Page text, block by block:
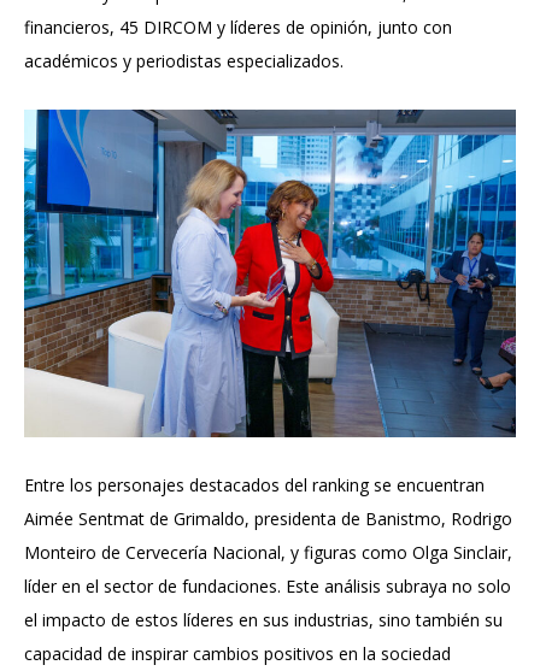
financieros, 45 DIRCOM y líderes de opinión, junto con
académicos y periodistas especializados.
Entre los personajes destacados del ranking se encuentran
Aimée Sentmat de Grimaldo, presidenta de Banistmo, Rodrigo
Monteiro de Cervecería Nacional, y figuras como Olga Sinclair,
líder en el sector de fundaciones. Este análisis subraya no solo
el impacto de estos líderes en sus industrias, sino también su
capacidad de inspirar cambios positivos en la sociedad